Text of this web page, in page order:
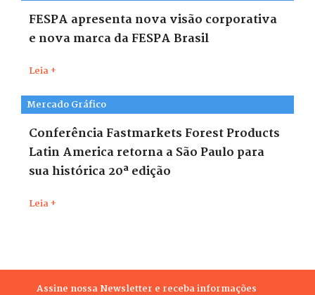
FESPA apresenta nova visão corporativa
e nova marca da FESPA Brasil
Leia +
Mercado Gráfico
Conferência Fastmarkets Forest Products
Latin America retorna a São Paulo para
sua histórica 20ª edição
Leia +
Assine nossa Newsletter e receba informações